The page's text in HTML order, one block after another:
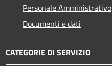
Personale Amministrativo
Documenti e dati
CATEGORIE DI SERVIZIO